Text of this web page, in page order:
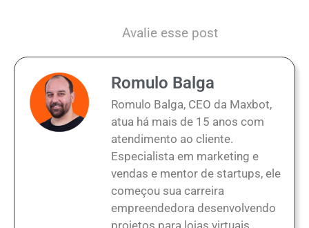
Avalie esse post
Romulo Balga
Romulo Balga, CEO da Maxbot,
atua há mais de 15 anos com
atendimento ao cliente.
Especialista em marketing e
vendas e mentor de startups, ele
começou sua carreira
empreendedora desenvolvendo
projetos para lojas virtuais.